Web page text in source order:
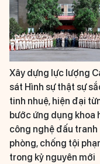
Xây dựng lực lượng
sát Hình sự thật sự
tinh nhuệ, hiện đại
bước ứng dụng khoa
công nghệ đấu tranh
phòng, chống tội
trong kỷ nguyên mới